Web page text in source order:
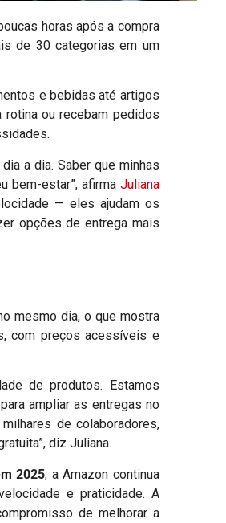
horas após a compra
de 30 categorias em um
e bebidas até artigos
ou recebam pedidos
a dia. Saber que minhas
bem-estar”, afirma Juliana
— eles ajudam os
opções de entrega mais
mesmo dia, o que mostra
com preços acessíveis e
de produtos. Estamos
ampliar as entregas no
de colaboradores,
diz Juliana.
2025, a Amazon continua
e praticidade. A
de melhorar a